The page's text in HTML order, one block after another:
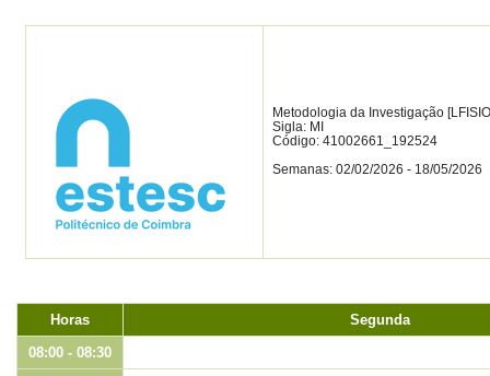
Metodologia da Investigação
Sigla: MI
Código: 41002661_192524
Semanas: 02/02/2026 - 18/05/2026
Horas
Segunda
08:00 - 08:30